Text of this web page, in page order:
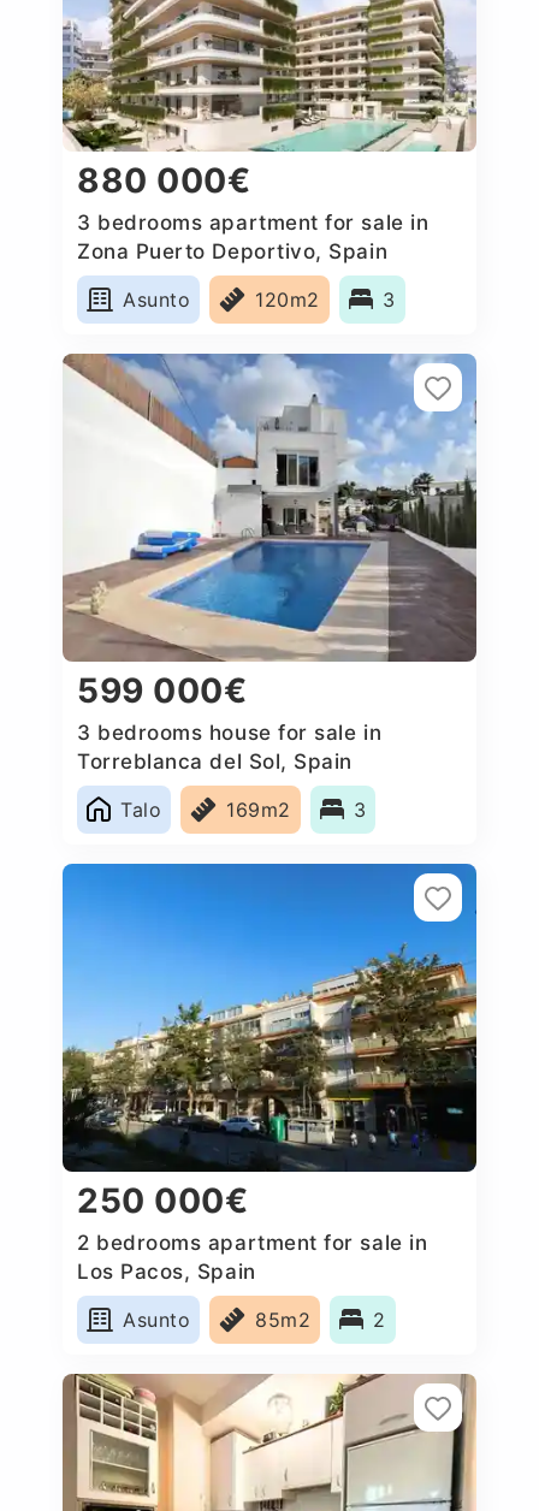
880 000€
3 bedrooms apartment for sale in
Zona Puerto Deportivo, Spain
Asunto
120m2 3
599 000€
3 bedrooms house for sale in
Torreblanca del Sol, Spain
Talo
169m2 3
250 000€
2 bedrooms apartment for sale in
Los Pacos, Spain
Asunto
85m2 2